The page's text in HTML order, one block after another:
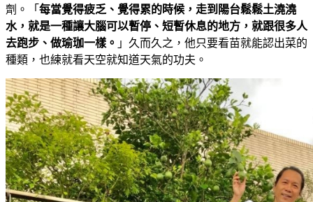
劑。「 每當覺得疲乏、覺得累的時候，走到陽台鬆鬆土澆澆
水，就是一種讓大腦可以暫停、短暫休息的地方，就跟很多人
去跑步、做瑜珈一樣。 」久而久之，他只要看苗就能認出菜的
種類，也練就看天空就知道天氣的功夫。